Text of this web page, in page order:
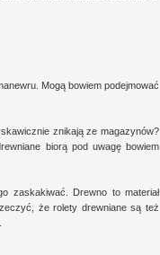
Mogą bowiem podejmować
znikają ze magazynów?
biorą pod uwagę bowiem
zaskakiwać. Drewno to materiał
że rolety drewniane są też